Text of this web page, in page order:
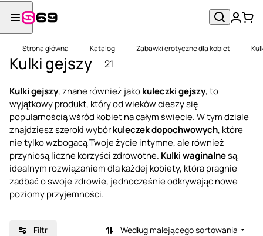
Strona główna Katalog Zabawki erotyczne dla kobiet
Kulki gejszy 21
Kulki gejszy, znane również jakokuleczki gejszy, to
wyjątkowy produkt, który od wieków cieszy się
popularnością wśród kobiet na całym świecie. W tym dziale
znajdziesz szeroki wybórkuleczek dopochwowych, które
nie tylko wzbogacą Twoje życie intymne, ale również
przyniosą liczne korzyści zdrowotne. Kulki waginalnesą
idealnym rozwiązaniem dla każdej kobiety, która pragnie
zadbać o swoje zdrowie, jednocześnie odkrywając nowe
poziomy przyjemności.
Filtr Według malejącego sortowania